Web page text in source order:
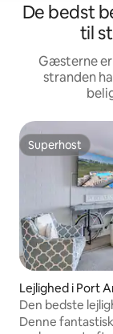
De bedst
til
Gæsterne
stranden
Superhost
Superhost
Lejlighed i Port
Den bedste
Denne